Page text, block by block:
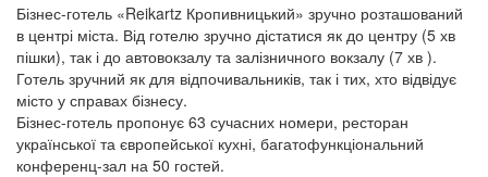
Бізнес-готель «Reikartz Кропивницький» зручно розташований
в центрі міста. Від готелю зручно дістатися як до центру (5 хв
пішки), так і до автовокзалу та залізничного вокзалу (7 хв ).
Готель зручний як для відпочивальників, так і тих, хто відвідує
місто у справах бізнесу.
Бізнес-готель пропонує 63 сучасних номери, ресторан
української та європейської кухні, багатофункціональний
конференц-зал на 50 гостей.